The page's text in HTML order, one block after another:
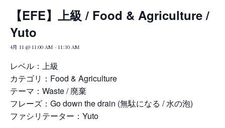
Home
Nature Positive Members
Uniform Project
【EFE】上級 / Food & Agriculture /
Yuto
4月 11 @ 11:00 AM - 11:30 AM
レベル：上級
カテゴリ：Food & Agriculture
テーマ：Waste / 廃棄
フレーズ：Go down the drain (無駄になる / 水の泡)
ファシリテーター：Yuto